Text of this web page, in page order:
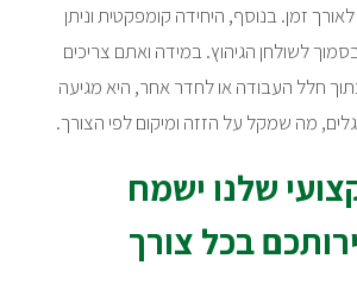
זמן. בנוסף, היחידה קומפקטית וניתן
לשולחן הגיהוץ. במידה ואתם צריכים
חלל העבודה או לחדר אחר, היא מגיעה
מה שמקל על הזזה ומיקום לפי הצורך.
שלנו ישמח
בכל צורך